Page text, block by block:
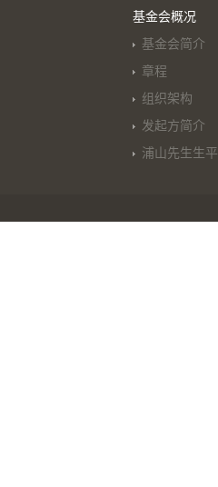
基金会概况
基金会简介
章程
组织架构
发起方简介
浦山先生生平